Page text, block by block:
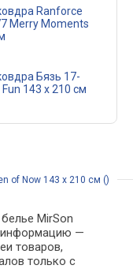
Ranforce
Merry Moments
Бязь 17-
143 x 210 см
of Now 143 x 210 см ()
MirSon
информацию —
товаров,
только с